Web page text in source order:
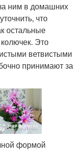
ним в домашних
что
остальные
Это
ветвистыми
принимают за
формой